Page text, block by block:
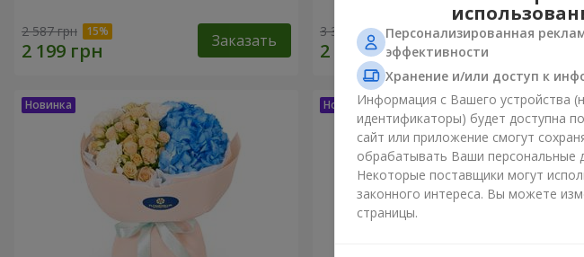
2 587 грн Заказать 3 324 грн Заказать
Персонализированная
эффективности
Хранение и/или доступ к
Информация с Вашего устройства
идентификаторы) будет доступна
сайт или приложение смогут
обрабатывать Ваши персональные
Некоторые поставщики могут
законного интереса. Вы можете
страницы.